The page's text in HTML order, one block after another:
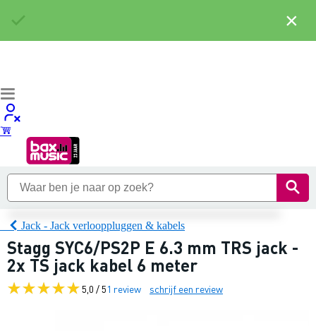
Jack - Jack verlooppluggen & kabels
Stagg SYC6/PS2P E 6.3 mm TRS jack -
2x TS jack kabel 6 meter
5,0 / 51 review schrijf een review
×